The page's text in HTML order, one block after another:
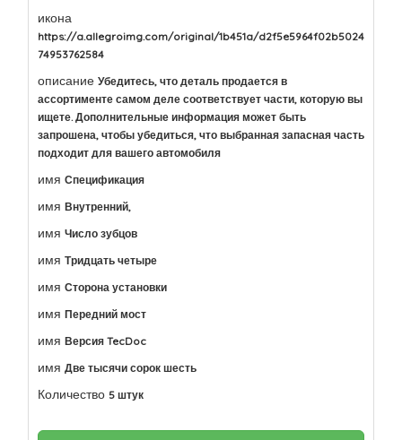
икона
https://a.allegroimg.com/original/1b451a/d2f5e5964f02b5024
74953762584
описание Убедитесь, что деталь продается в
ассортименте самом деле соответствует части, которую вы
ищете. Дополнительные информация может быть
запрошена, чтобы убедиться, что выбранная запасная часть
подходит для вашего автомобиля
имя Спецификация
имя Внутренний,
имя Число зубцов
имя Тридцать четыре
имя Сторона установки
имя Передний мост
имя Версия TecDoc
имя Две тысячи сорок шесть
Количество 5 штук